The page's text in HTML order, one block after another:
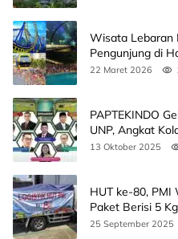
Wisata Lebaran
Pengunjung di
22 Maret 2026
PAPTEKINDO
UNP, Angkat
Agendanya
13 Oktober 2025
HUT ke-80, PMI
Paket Berisi 5
25 September 2025